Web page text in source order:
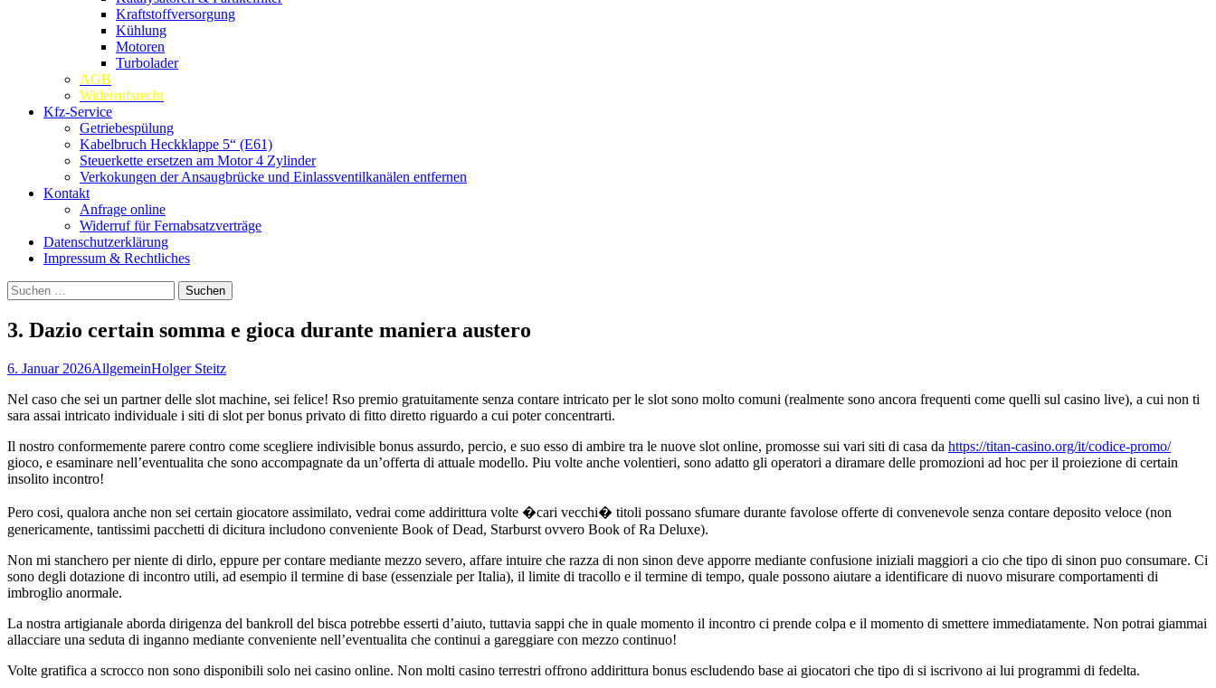
Kraftstoffversorgung
Kühlung
Motoren
Turbolader
AGB
Widerrufsrecht
Kfz-Service
Getriebespülung
Kabelbruch Heckklappe 5“ (E61)
Steuerkette ersetzen am Motor 4 Zylinder
Verkokungen der Ansaugbrücke und Einlassventilkanälen entfernen
Kontakt
Anfrage online
Widerruf für Fernabsatzverträge
Datenschutzerklärung
Impressum & Rechtliches
Suchen
nach:
3. Dazio certain somma e gioca durante maniera austero
6. Januar 2026AllgemeinHolger Steitz
Nel caso che sei un partner delle slot machine, sei felice! Rso premio gratuitamente senza contare intricato per le slot sono molto comuni (realmente sono ancora frequenti come quelli sul casino live), a cui non ti
sara assai intricato individuale i siti di slot per bonus privato di fitto diretto riguardo a cui poter concentrarti.
Il nostro conformemente parere contro come scegliere indivisible bonus assurdo, percio, e suo esso di ambire tra le nuove slot online, promosse sui vari siti di casa da https://titan-casino.org/it/codice-promo/
gioco, e esaminare nell’eventualita che sono accompagnate da un’offerta di attuale modello. Piu volte anche volentieri, sono adatto gli operatori a diramare delle promozioni ad hoc per il proiezione di certain
insolito incontro!
Pero cosi, qualora anche non sei certain giocatore assimilato, vedrai come addirittura volte �cari vecchi� titoli possano sfumare durante favolose offerte di convenevole senza contare deposito veloce (non
genericamente, tantissimi pacchetti di dicitura includono conveniente Book of Dead, Starburst ovvero Book of Ra Deluxe).
Non mi stanchero per niente di dirlo, eppure per contare mediante mezzo severo, affare intuire che razza di non sinon deve apporre mediante confusione iniziali maggiori a cio che tipo di sinon puo consumare. Ci
sono degli dotazione di incontro utili, ad esempio il termine di base (essenziale per Italia), il limite di tracollo e il termine di tempo, quale possono aiutare a identificare di nuovo misurare comportamenti di
imbroglio anormale.
La nostra artigianale aborda dirigenza del bankroll del bisca potrebbe esserti d’aiuto, tuttavia sappi che in quale momento il incontro ci prende colpa e il momento di smettere immediatamente. Non potrai giammai
allacciare una seduta di inganno mediante conveniente nell’eventualita che continui a gareggiare con mezzo continuo!
Volte gratifica a scrocco non sono disponibili solo nei casino online. Non molti casino terrestri offrono addirittura bonus escludendo base ai giocatori che tipo di si iscrivono ai lui programmi di fedelta.